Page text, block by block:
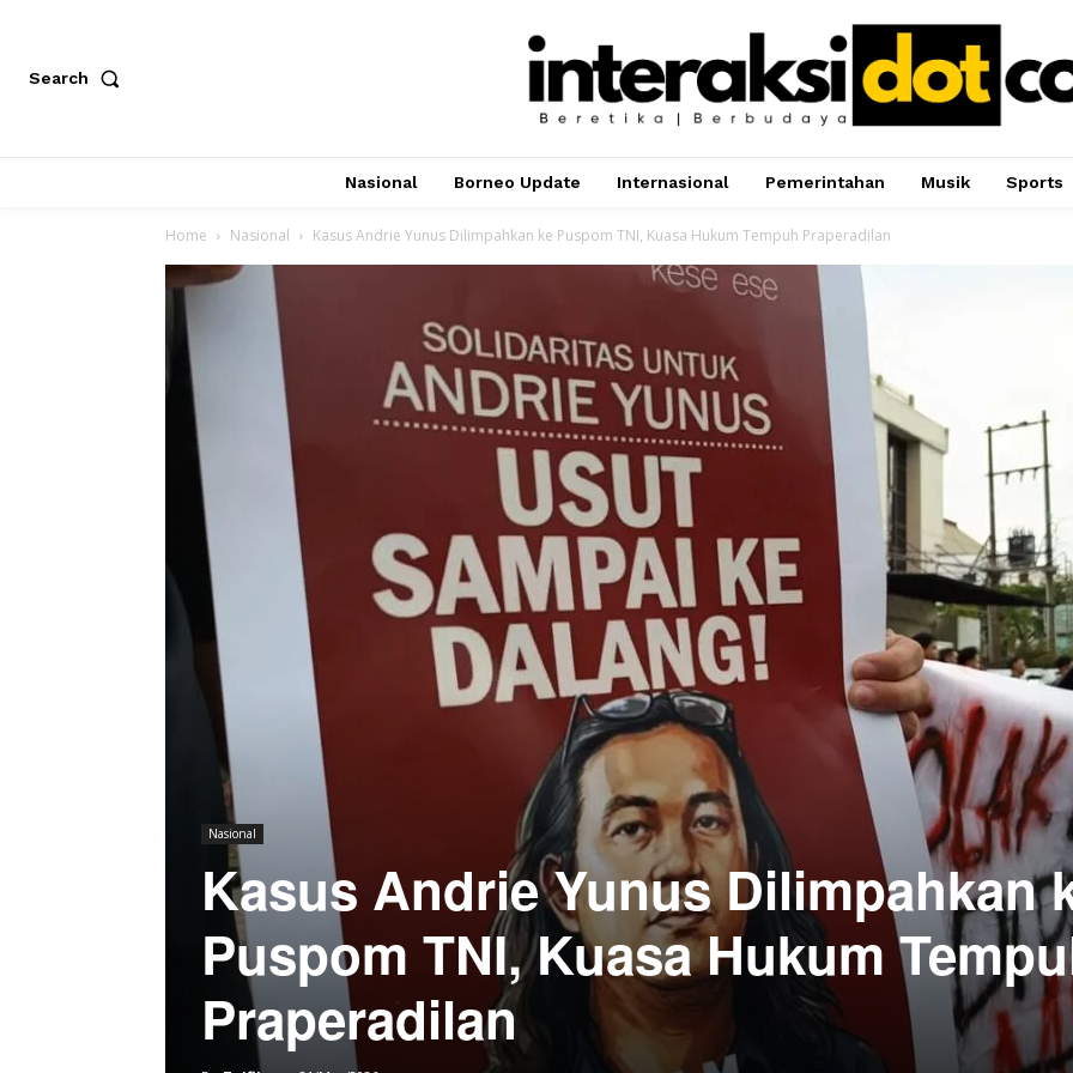
Search
Nasional Borneo Update Internasional Pemerintahan Musik Sports
Home Nasional Kasus Andrie Yunus Dilimpahkan ke Puspom TNI, Kuasa Hukum Tempuh Praperadilan
Nasional
Kasus Andrie Yunus Dilimpahkan
Puspom TNI, Kuasa Hukum
Praperadilan